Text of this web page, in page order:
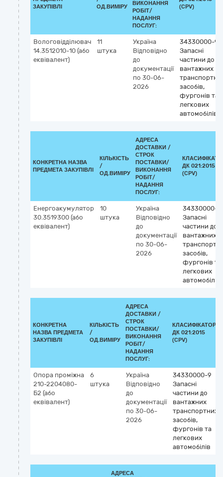
ЗАКУПІВЛІ
ОД.ВИМІРУ
ВИКОНАННЯ
РОБІТ/
НАДАННЯ
ПОСЛУГ:
(CPV)
Вологовідділювач
14.3512010-10 (або
еквівалент)
11
штука
Україна
Відповідно
до
документації
по 30-06-
2026
34330000-9
Запасні
частини до
вантажних
засобів,
фургонів та
легкових
автомобілів
КОНКРЕТНА НАЗВА
ПРЕДМЕТА ЗАКУПІВЛІ
КІЛЬКІСТЬ
/
ОД.ВИМІРУ
АДРЕСА
ДОСТАВКИ /
СТРОК
ПОСТАВКИ/
ВИКОНАННЯ
РОБІТ/
НАДАННЯ
ПОСЛУГ:
ДК 021:2015
(CPV)
Енергоакумулятор
30.3519300 (або
еквівалент)
10
штука
Україна
Відповідно
до
документації
по 30-06-
2026
34330000-9
Запасні
частини до
вантажних
засобів,
фургонів та
легкових
автомобілів
КОНКРЕТНА
НАЗВА ПРЕДМЕТА
ЗАКУПІВЛІ
КІЛЬКІСТЬ
/
ОД.ВИМІРУ
АДРЕСА
ДОСТАВКИ /
СТРОК
ПОСТАВКИ/
ВИКОНАННЯ
РОБІТ/
НАДАННЯ
ПОСЛУГ:
КЛАСИФІКАТОР
ДК 021:2015
(CPV)
Опора проміжна
210-2204080-
Б2 (або
еквівалент)
6
штука
Україна
Відповідно
до
документації
по 30-06-
2026
34330000-9
Запасні
частини до
вантажних
транспортних
засобів,
фургонів та
легкових
автомобілів
АДРЕСА